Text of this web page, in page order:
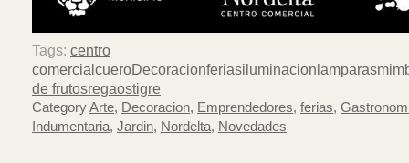
Tags: centro
comercial cueroDecoracionferiasiluminacion lamparas
de frutosregaostigre
CategoryArte, Decoracion, Emprendedores, ferias,
Indumentaria, Jardin, Nordelta, Novedades